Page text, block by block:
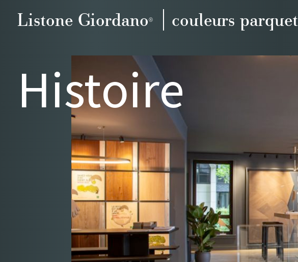
Parquet Paris
L’espace
Parquet
Histoire
Contacts
Listone Giordano
® couleurs parquet
Histoire